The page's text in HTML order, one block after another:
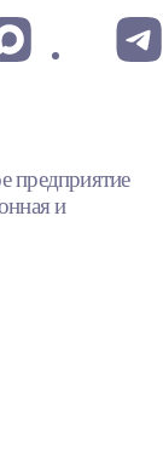
предприятие
и